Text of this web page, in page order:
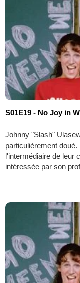
S01E19 - No Joy in
Johnny "Slash"
particulièrement
l'intermédiaire de leur
intéressée par son